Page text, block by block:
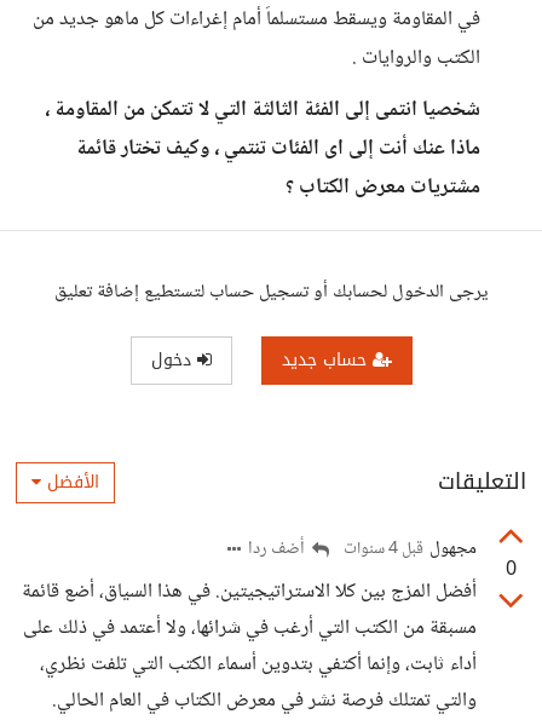
في المقاومة ويسقط مستسلماَ أمام إغراءات كل ماهو جديد من
الكتب والروايات .
شخصيا انتمى إلى الفئة الثالثة التي لا تتمكن من المقاومة ،
ماذا عنك أنت إلى اى الفئات تنتمي ، وكيف تختار قائمة
مشتريات معرض الكتاب ؟
يرجى الدخول لحسابك أو تسجيل حساب لتستطيع إضافة تعليق
حساب جديد دخول
التعليقات الأفضل
0
مجهول قبل 4 سنوات أضف ردا
أفضل المزج بين كلا الاستراتيجيتين. في هذا السياق، أضع قائمة
مسبقة من الكتب التي أرغب في شرائها، ولا أعتمد في ذلك على
أداء ثابت، وإنما أكتفي بتدوين أسماء الكتب التي تلفت نظري،
والتي تمتلك فرصة نشر في معرض الكتاب في العام الحالي.